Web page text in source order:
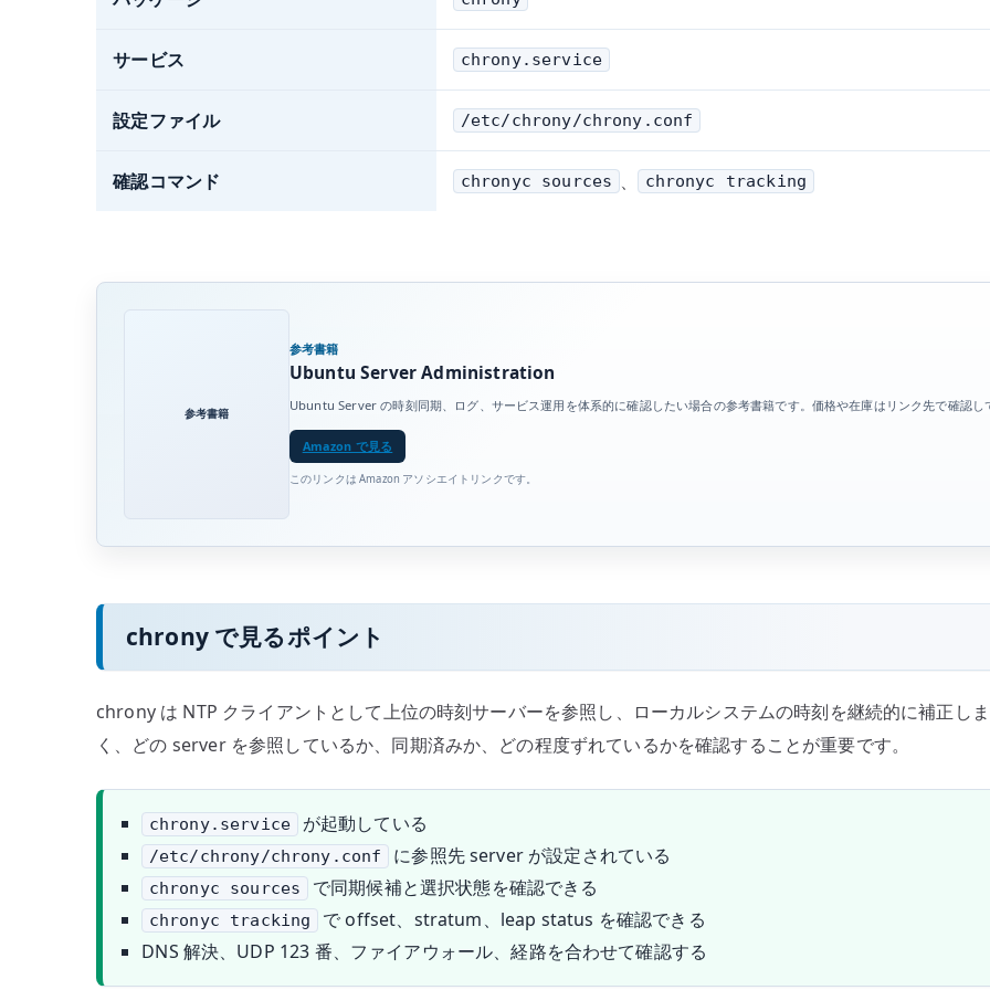
サービス chrony.service
設定ファイル /etc/chrony/chrony.conf
確認コマンド chronyc sources 、 chronyc tracking
参考書籍
参考書籍
Ubuntu Server Administration
Ubuntu Server の時刻同期、ログ、サービス運用を体系的に確認したい場合の参考書籍です。価格や在庫はリンク先で確認し
Amazon で見る
このリンクは Amazon アソシエイトリンクです。
chrony で見るポイント
chrony は NTP クライアントとして上位の時刻サーバーを参照し、ローカルシステムの時刻を継続的に補正し
く、どの server を参照しているか、同期済みか、どの程度ずれているかを確認することが重要です。
chrony.service が起動している
/etc/chrony/chrony.conf に参照先 server が設定されている
chronyc sources で同期候補と選択状態を確認できる
chronyc tracking
で offset、stratum、leap status を確認できる
DNS 解決、UDP 123 番、ファイアウォール、経路を合わせて確認する